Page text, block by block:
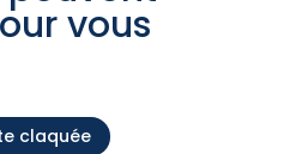
vous
claquée